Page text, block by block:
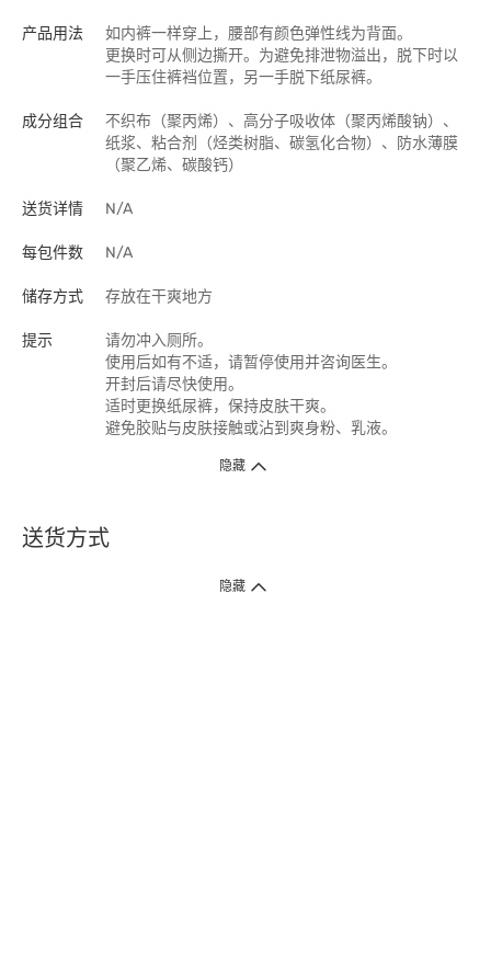
产品用法
如内裤一样穿上，腰部有颜色弹性线为背面。
更换时可从侧边撕开。为避免排泄物溢出，脱下时以
一手压住裤裆位置，另一手脱下纸尿裤。
成分组合
不织布（聚丙烯）、高分子吸收体（聚丙烯酸钠）、
纸浆、粘合剂（烃类树脂、碳氢化合物）、防水薄膜
（聚乙烯、碳酸钙）
送货详情 N/A
每包件数 N/A
储存方式 存放在干爽地方
提示
请勿冲入厕所。
使用后如有不适，请暂停使用并咨询医生。
开封后请尽快使用。
适时更换纸尿裤，保持皮肤干爽。
避免胶贴与皮肤接触或沾到爽身粉、乳液。
隐藏
送货方式
1. 送货到府（受卫生署条例规管产品除外 ）
隐藏